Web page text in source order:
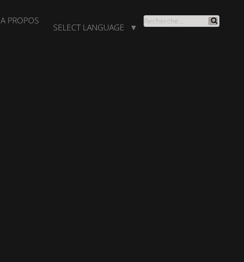
A PROPOS
SELECT LANGUAGE ▼
RECHERCHE
Recherche